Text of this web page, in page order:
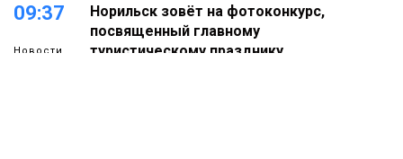
09:37
Новости
Норильск зовёт на фотоконкурс,
посвященный главному
туристическому празднику